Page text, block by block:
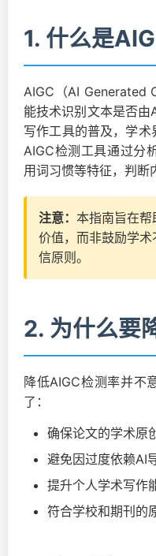
1. 什么是
AIGC（AI Generated
能技术识别文本是否
写作工具的普及，学术
AIGC检测工具通过分
用词习惯等特征，判断
注意： 本指南旨在
价值，而非鼓励学
信原则。
2. 为什么要
降低AIGC检测率并不
了：
确保论文的学术原
避免因过度依赖AI
提升个人学术写作
符合学校和期刊的